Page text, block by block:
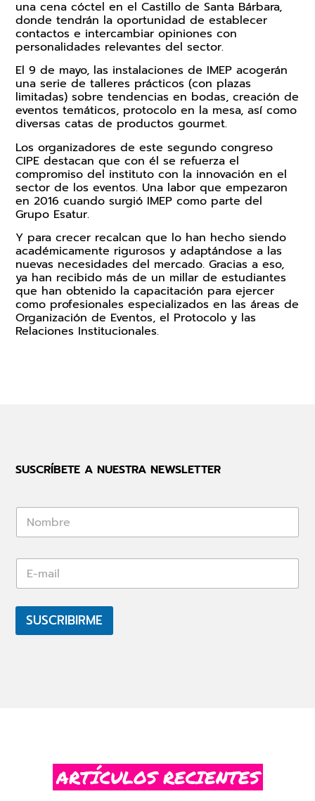
una cena cóctel en el Castillo de Santa Bárbara,
donde tendrán la oportunidad de establecer
contactos e intercambiar opiniones con
personalidades relevantes del sector.
El 9 de mayo, las instalaciones de IMEP acogerán
una serie de talleres prácticos (con plazas
limitadas) sobre tendencias en bodas, creación de
eventos temáticos, protocolo en la mesa, así como
diversas catas de productos gourmet.
Los organizadores de este segundo congreso
CIPE destacan que con él se refuerza el
compromiso del instituto con la innovación en el
sector de los eventos. Una labor que empezaron
en 2016 cuando surgió IMEP como parte del
Grupo Esatur.
Y para crecer recalcan que lo han hecho siendo
académicamente rigurosos y adaptándose a las
nuevas necesidades del mercado. Gracias a eso,
ya han recibido más de un millar de estudiantes
que han obtenido la capacitación para ejercer
como profesionales especializados en las áreas de
Organización de Eventos, el Protocolo y las
Relaciones Institucionales.
SUSCRÍBETE A NUESTRA NEWSLETTER
*
E
a
i
E
m
a
l
SUSCRIBIRME
ARTÍCULOS RECIENTES